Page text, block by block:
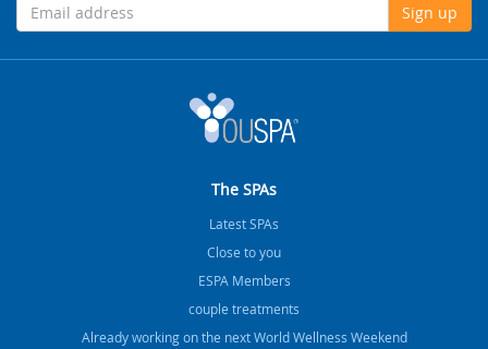
Sign up
The SPAs
Latest SPAs
Close to you
ESPA Members
couple treatments
Already working on the next World Wellness Weekend